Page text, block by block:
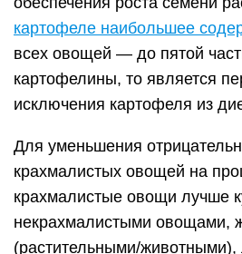
картофеле наибольшее
всех овощей — до пятой
картофелины, то является
исключения картофеля из
Для уменьшения
крахмалистых овощей на
крахмалистые овощи лучше
некрахмалистыми овощами,
(растительными/животными),